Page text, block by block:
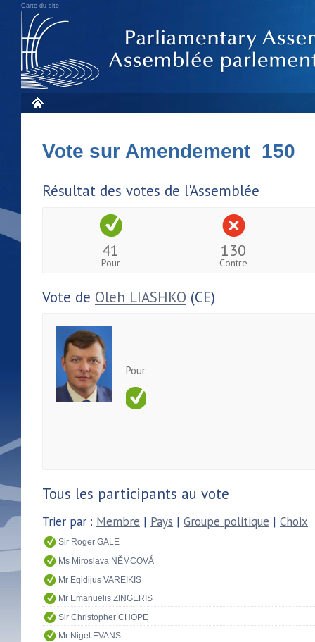
Carte du site
Vote sur Amendement 150
Résultat des votes de l'Assemblée
41
Pour
130
Contre
Vote de Oleh LIASHKO (CE)
Pour
Tous les participants au vote
Trier par : Membre | Pays | Groupe politique | Choix
Sir Roger GALE
Ms Miroslava NĚMCOVÁ
Mr Egidijus VAREIKIS
Mr Emanuelis ZINGERIS
Sir Christopher CHOPE
Mr Nigel EVANS